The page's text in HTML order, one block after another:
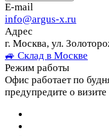
E-mail
info@argus-x.ru
Адрес
г. Москва, ул.
🚙 Склад в Москве
Режим работы
Офис работает по
предупредите о визите